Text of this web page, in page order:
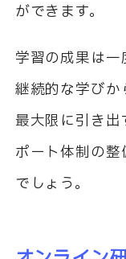
ができます。
学習の成果は
継続的な学びか
最大限に引き
ポート体制の
でしょう。